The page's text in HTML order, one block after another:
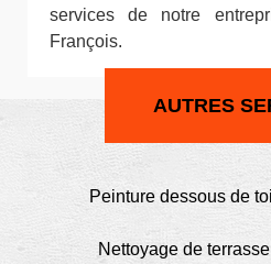
services de notre
François.
AUTRES
Peinture dessous de
Nettoyage de